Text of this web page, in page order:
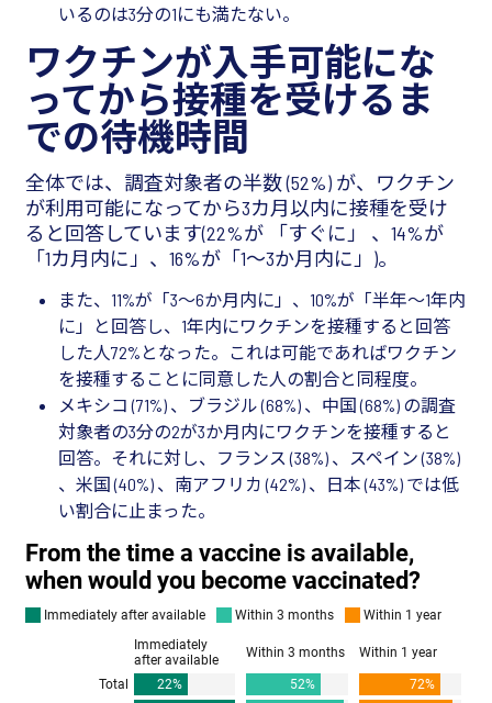
いるのは3分の1にも満たない。
ワクチンが入手可能にな
ってから接種を受けるま
での待機時間
全体では、調査対象者の半数 (52%) が、ワクチン
が利用可能になってから3カ月以内に接種を受け
ると回答しています(22%が 「すぐに」 、14%が
「1カ月内に」、16%が「1～3か月内に」)。
また、11%が「3～6か月内に」、10%が「半年～1年内
に」と回答し、1年内にワクチンを接種すると回答
した人72%となった。これは可能であればワクチン
を接種することに同意した人の割合と同程度。
メキシコ (71%) 、ブラジル (68%) 、中国 (68%) の調査
対象者の3分の2が3か月内にワクチンを接種すると
回答。それに対し、フランス (38%) 、スペイン (38%)
、米国 (40%) 、南アフリカ (42%) 、日本 (43%) では低
い割合に止まった。